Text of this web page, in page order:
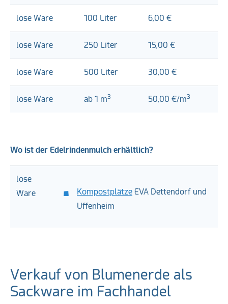
lose Ware 100 Liter 6,00 €
lose Ware 250 Liter 15,00 €
lose Ware 500 Liter 30,00 €
lose Ware ab 1 m3 50,00 €/m3
Wo ist der Edelrindenmulch erhältlich?
lose
Ware
Kompostplätze EVA Dettendorf und
Uffenheim
Verkauf von Blumenerde als
Sackware im Fachhandel